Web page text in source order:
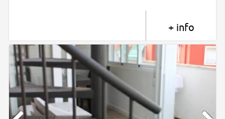
+ info